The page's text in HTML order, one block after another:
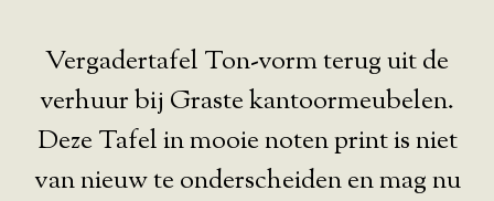
Vergadertafel Ton-vorm terug uit de
verhuur bij Graste kantoormeubelen.
Deze Tafel in mooie noten print is niet
van nieuw te onderscheiden en mag nu